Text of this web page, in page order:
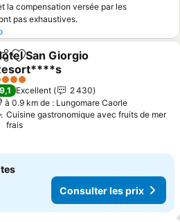
la compensation versée par les
pas exhaustives.
Ajouter à mes favoris
San Giorgio
les prix
9,1 Excellent
2 430
à 0.9 km de : Lungomare Caorle
Cuisine gastronomique avec fruits de mer
frais
Consulter les prix